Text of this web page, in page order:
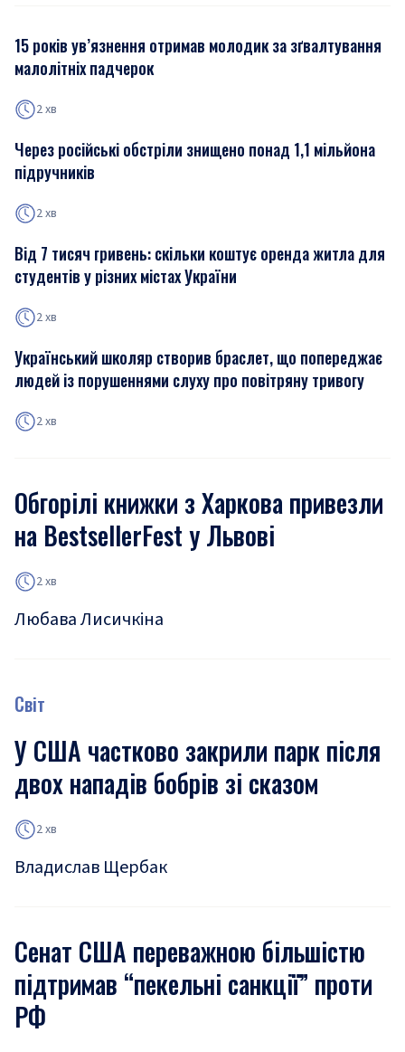
15 років ув’язнення отримав молодик за зґвалтування
малолітніх падчерок
2 хв
Через російські обстріли знищено понад 1,1 мільйона
підручників
2 хв
Від 7 тисяч гривень: скільки коштує оренда житла для
студентів у різних містах України
2 хв
Український школяр створив браслет, що попереджає
людей із порушеннями слуху про повітряну тривогу
2 хв
Обгорілі книжки з Харкова привезли
на BestsellerFest у Львові
2 хв
Любава Лисичкіна
Світ
У США частково закрили парк після
двох нападів бобрів зі сказом
2 хв
Владислав Щербак
Сенат США переважною більшістю
підтримав “пекельні санкції” проти
РФ